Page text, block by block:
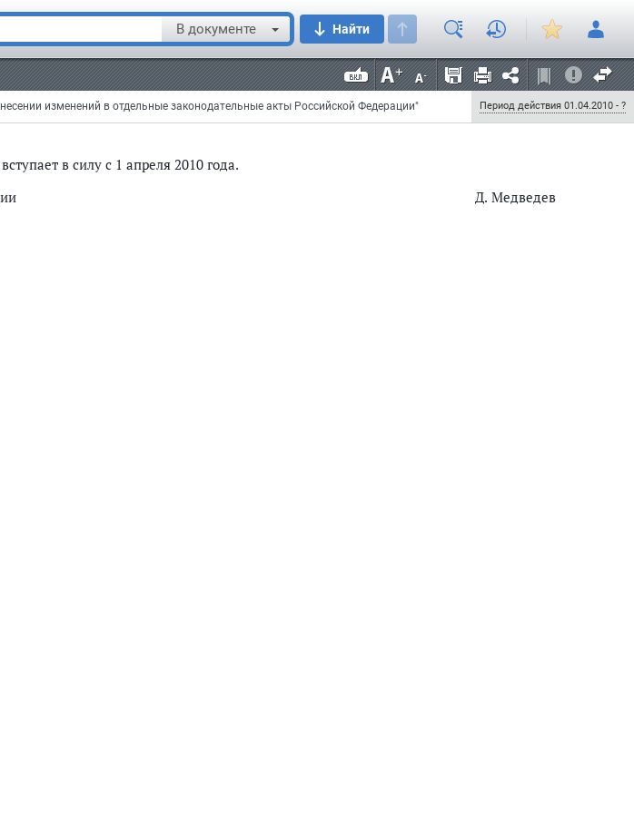
В документе Найти
изменений в отдельные законодательные акты Российской Федерации" Период действия 01.04.2010 - ?
словом "комиссариат";
военный комиссариат в срок, указанный в повестке военного комиссариата, и
явиться в указанные в повестке военного комиссариата время и место и
в силу с 1 апреля 2010 года.
Д. Медведев